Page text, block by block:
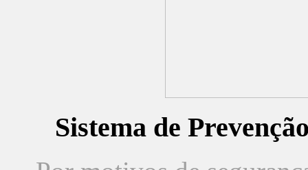
Sistema de